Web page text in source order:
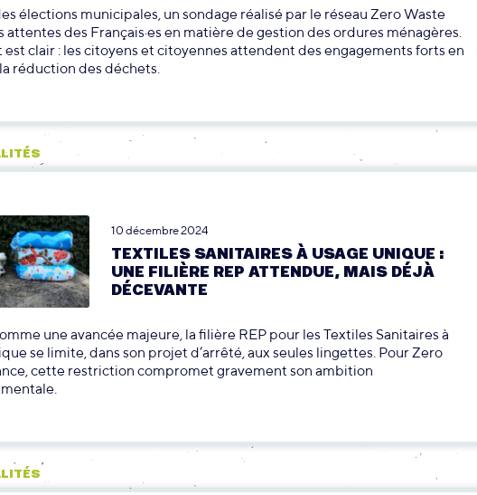
élections municipales, un sondage réalisé par le réseau Zero Waste
attentes des Français·es en matière de gestion des ordures ménagères.
est clair : les citoyens et citoyennes attendent des engagements forts en
réduction des déchets.
10 décembre 2024
TEXTILES SANITAIRES À USAGE UNIQUE :
UNE FILIÈRE REP ATTENDUE, MAIS DÉJÀ
DÉCEVANTE
une avancée majeure, la filière REP pour les Textiles Sanitaires à
se limite, dans son projet d’arrêté, aux seules lingettes. Pour Zero
cette restriction compromet gravement son ambition